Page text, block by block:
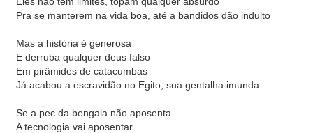
Pra se manterem na vida boa, até a bandidos dão indulto
Mas a história é generosa
E derruba qualquer deus falso
Em pirâmides de catacumbas
Já acabou a escravidão no Egito, sua gentalha imunda
Se a pec da bengala não aposenta
A tecnologia vai aposentar